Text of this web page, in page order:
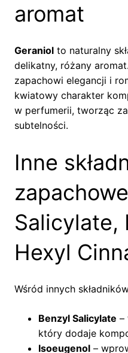
aromat
Geraniol to naturalny
delikatny, różany
zapachowi elegancji i
kwiatowy charakter
w perfumerii, tworząc
subtelności.
Inne
Salicylate,
Hexyl
Wśród innych
Benzyl Salicylate –
który dodaje
Isoeugenol –